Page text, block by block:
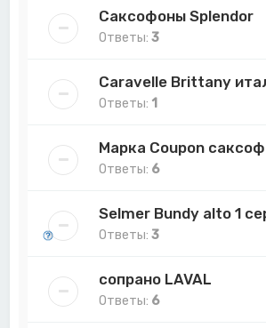
Саксофоны Splendor
Ответы:3
Caravelle Brittany
Ответы: 1
Марка Coupon
Ответы: 6
Selmer Bundy alto 1
Ответы:3
сопрано LAVAL
Ответы: 6